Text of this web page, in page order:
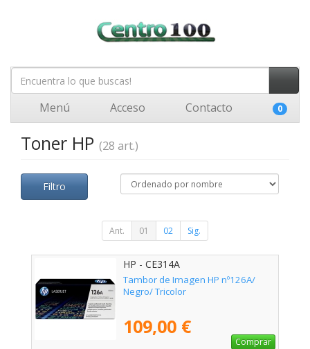
Menú Acceso Contacto 0
Toner HP (28 art.)
Filtro
Ant. 01 02 Sig.
HP - CE314A
Tambor de Imagen HP nº126A/
Negro/ Tricolor
109,00 €
Comprar